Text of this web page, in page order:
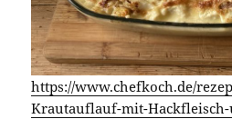
https://www.chefkoch.de/
Krautauflauf-mit-